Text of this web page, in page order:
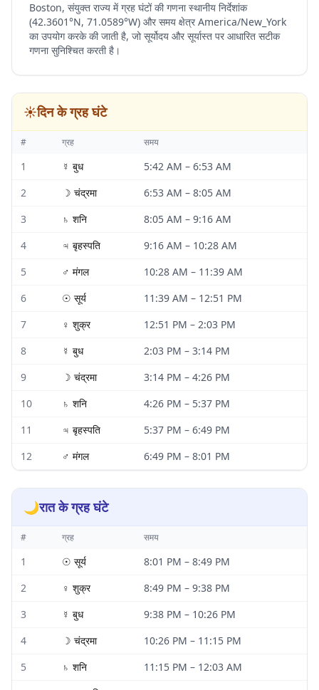
Boston, संयुक्त राज्य में ग्रह घंटों की गणना स्थानीय निर्देशांक
(42.3601°N, 71.0589°W) और समय क्षेत्र America/New_York
का उपयोग करके की जाती है, जो सूर्योदय और सूर्यास्त पर आधारित सटीक
गणना सुनिश्चित करती है।
☀️दिन के ग्रह घंटे
# ग्रह समय
1 ☿ बुध 5:42 AM – 6:53 AM
2
☽ चंद्रमा 6:53 AM – 8:05 AM
3
♄ शनि 8:05 AM – 9:16 AM
4
♃ बृहस्पति 9:16 AM – 10:28 AM
5
♂ मंगल 10:28 AM – 11:39 AM
6
☉ सूर्य 11:39 AM – 12:51 PM
7
♀ शुक्र 12:51 PM – 2:03 PM
8
☿ बुध 2:03 PM – 3:14 PM
9
☽ चंद्रमा 3:14 PM – 4:26 PM
10
♄ शनि 4:26 PM – 5:37 PM
11
♃ बृहस्पति 5:37 PM – 6:49 PM
12
♂ मंगल 6:49 PM – 8:01 PM
🌙रात के ग्रह घंटे
# ग्रह समय
1 ☉ सूर्य 8:01 PM – 8:49 PM
2
♀ शुक्र 8:49 PM – 9:38 PM
3
☿ बुध 9:38 PM – 10:26 PM
4
☽ चंद्रमा 10:26 PM – 11:15 PM
5
♄ शनि 11:15 PM – 12:03 AM